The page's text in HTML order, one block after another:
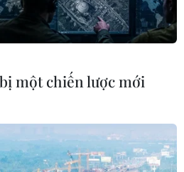
một chiến lược mới